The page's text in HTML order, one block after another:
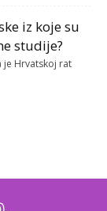
iz koje su
studije?
je Hrvatskoj rat